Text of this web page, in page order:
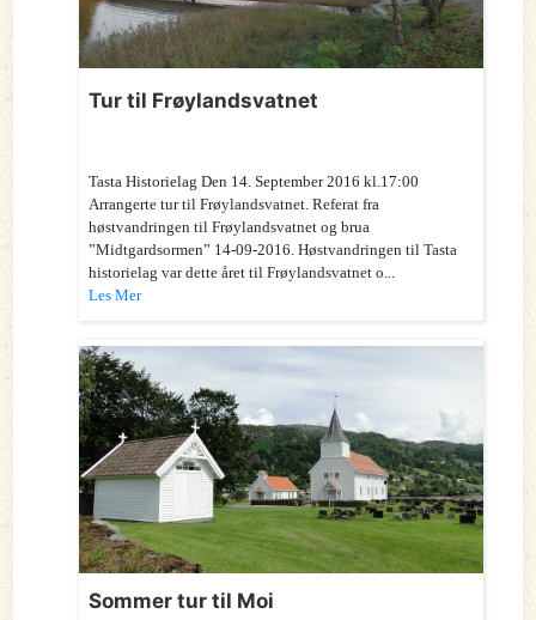
Tur til Frøylandsvatnet
Tasta Historielag Den 14. September 2016 kl.17:00
Arrangerte tur til Frøylandsvatnet. Referat fra
høstvandringen til Frøylandsvatnet og brua
”Midtgardsormen” 14-09-2016. Høstvandringen til Tasta
historielag var dette året til Frøylandsvatnet o...
Les Mer
Sommer tur til Moi